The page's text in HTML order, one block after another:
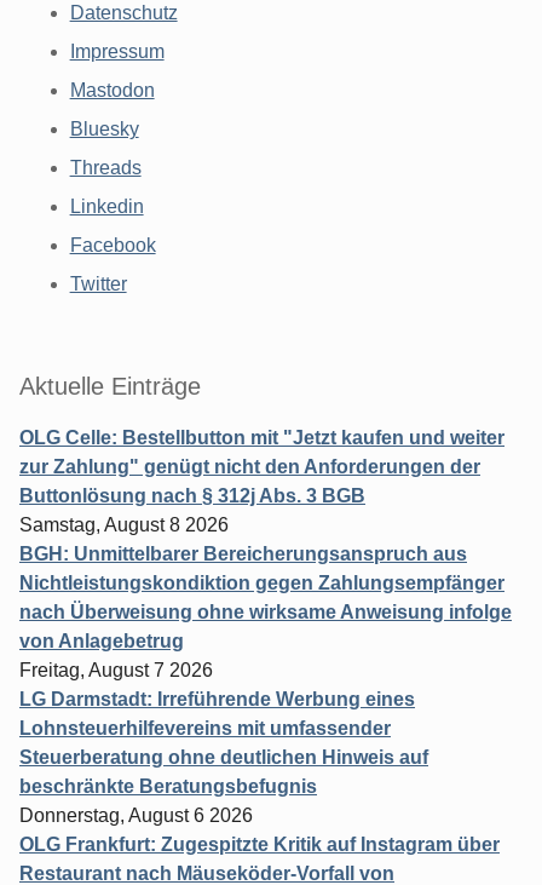
Datenschutz
Impressum
Mastodon
Bluesky
Threads
Linkedin
Facebook
Twitter
Aktuelle Einträge
OLG Celle: Bestellbutton mit "Jetzt kaufen und weiter
zur Zahlung" genügt nicht den Anforderungen der
Buttonlösung nach § 312j Abs. 3 BGB
Samstag, August 8 2026
BGH: Unmittelbarer Bereicherungsanspruch aus
Nichtleistungskondiktion gegen Zahlungsempfänger
nach Überweisung ohne wirksame Anweisung infolge
von Anlagebetrug
Freitag, August 7 2026
LG Darmstadt: Irreführende Werbung eines
Lohnsteuerhilfevereins mit umfassender
Steuerberatung ohne deutlichen Hinweis auf
beschränkte Beratungsbefugnis
Donnerstag, August 6 2026
OLG Frankfurt: Zugespitzte Kritik auf Instagram über
Restaurant nach Mäuseköder-Vorfall von